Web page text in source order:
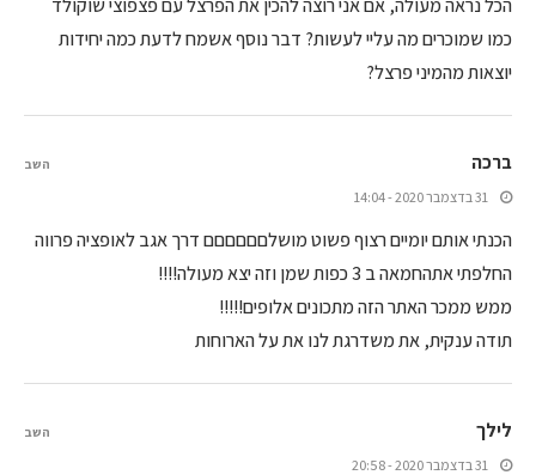
הכל נראה מעולה, אם אני רוצה להכין את הפרצל עם פצפוצי שוקולד
כמו שמוכרים מה עליי לעשות? דבר נוסף אשמח לדעת כמה יחידות
יוצאות מהמיני פרצל?
ברכה
31 בדצמבר 2020 - 14:04
הכנתי אותם יומיים רצוף פשוט מושלםםםםםם דרך אגב לאופציה פרווה
החלפתי אתהחמאה ב 3 כפות שמן וזה יצא מעולה!!!!
ממש ממכר האתר הזה מתכונים אלופים!!!!!
תודה ענקית, את משדרגת לנו את על הארוחות
השב
לילך
31 בדצמבר 2020 - 20:58
השב